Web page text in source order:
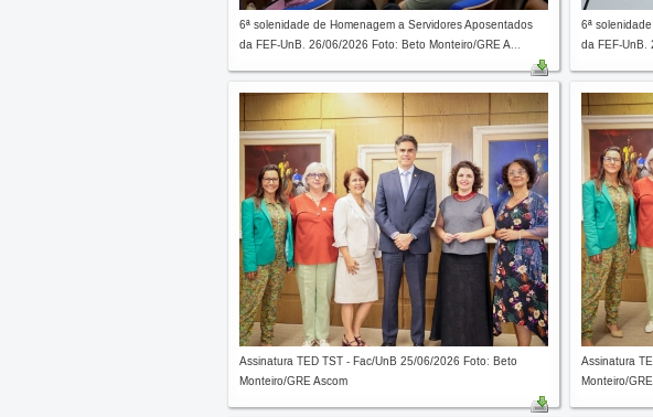
6ª solenidade de Homenagem a Servidores Aposentados
da FEF-UnB. 26/06/2026 Foto: Beto Monteiro/GRE A...
6ª
da FEF-UnB.
Assinatura TED TST - Fac/UnB 25/06/2026 Foto: Beto
Monteiro/GRE Ascom
Assinatura
Monteiro/